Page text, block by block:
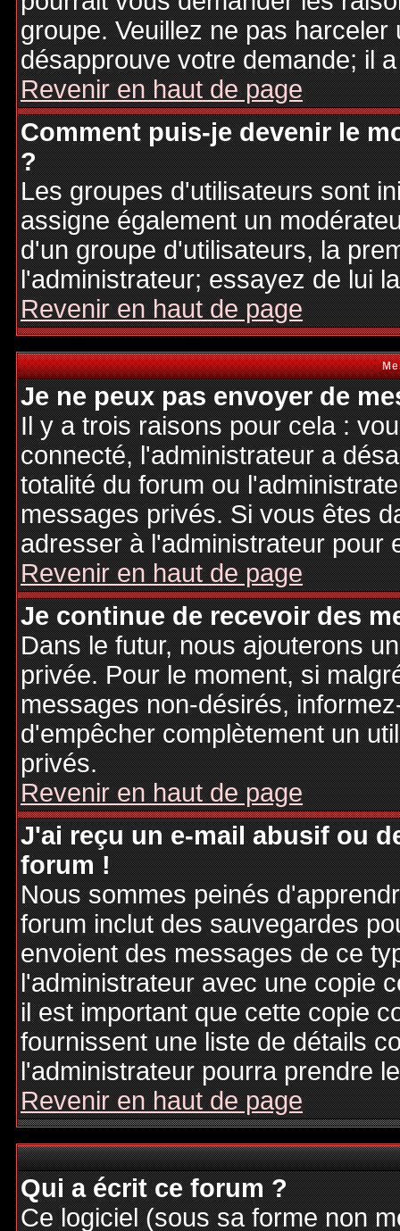
groupe. Veuillez ne pas
désapprouve votre demande; il
Revenir en haut de page
Comment puis-je devenir le
?
Les groupes d'utilisateurs sont
assigne également un
d'un groupe d'utilisateurs, la
l'administrateur; essayez de lui
Revenir en haut de page
Je ne peux pas envoyer de
Il y a trois raisons pour cela :
connecté, l'administrateur a
totalité du forum ou
messages privés. Si vous êtes
adresser à l'administrateur pour
Revenir en haut de page
Je continue de recevoir des
Dans le futur, nous ajouterons
privée. Pour le moment, si
messages non-désirés,
d'empêcher complètement un
privés.
Revenir en haut de page
J'ai reçu un e-mail abusif ou
forum !
Nous sommes peinés
forum inclut des sauvegardes
envoient des messages de ce
l'administrateur avec une copie
il est important que cette copie
fournissent une liste de détails
l'administrateur pourra prendre
Revenir en haut de page
Qui a écrit ce forum ?
Ce logiciel (sous sa forme non